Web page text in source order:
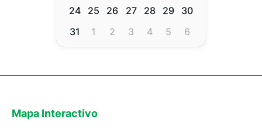
24
25 26 27 28 29
30
31
1 2 3 4 5 6
Mapa Interactivo